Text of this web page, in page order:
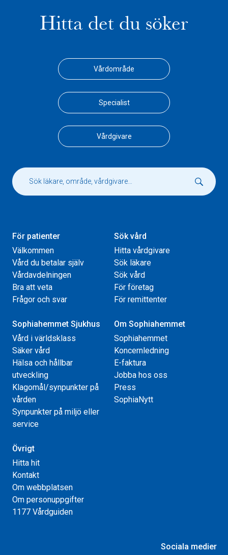
Hitta det du söker
Vårdområde
Specialist
Vårdgivare
För patienter
Välkommen
Vård du betalar själv
Vårdavdelningen
Bra att veta
Frågor och svar
Sök vård
Hitta vårdgivare
Sök läkare
Sök vård
För företag
För remittenter
Sophiahemmet Sjukhus
Vård i världsklass
Säker vård
Hälsa och hållbar
utveckling
Klagomål/synpunkter på
vården
Synpunkter på miljö eller
service
Om Sophiahemmet
Sophiahemmet
Koncernledning
E-faktura
Jobba hos oss
Press
SophiaNytt
Övrigt
Hitta hit
Kontakt
Om webbplatsen
Om personuppgifter
1177 Vårdguiden
Sociala medier